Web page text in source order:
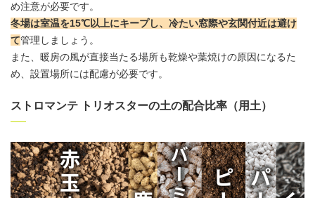
め注意が必要です。
冬場は室温を15℃以上にキープし、冷たい窓際や玄関付近は避け
て管理しましょう。
また、暖房の風が直接当たる場所も乾燥や葉焼けの原因になるた
め、設置場所には配慮が必要です。
ストロマンテ トリオスターの土の配合比率（用土）